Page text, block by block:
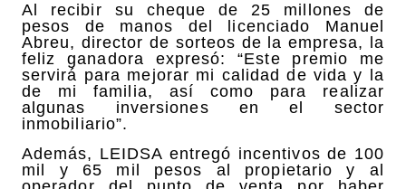
Al recibir su cheque de 25 millones de
pesos de manos del licenciado Manuel
Abreu, director de sorteos de la empresa, la
feliz ganadora expresó: “Este premio me
servirá para mejorar mi calidad de vida y la
de mi familia, así como para realizar
algunas inversiones en el sector
inmobiliario”.
Además, LEIDSA entregó incentivos de 100
mil y 65 mil pesos al propietario y al